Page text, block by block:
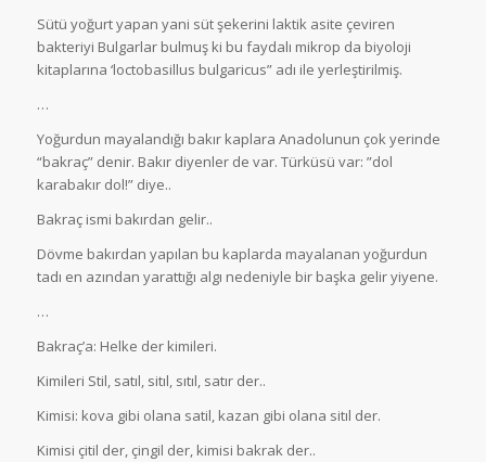
Sütü yoğurt yapan yani süt şekerini laktik asite çeviren
bakteriyi Bulgarlar bulmuş ki bu faydalı mikrop da biyoloji
kitaplarına ‘loctobasillus bulgaricus” adı ile yerleştirilmiş.
…
Yoğurdun mayalandığı bakır kaplara Anadolunun çok yerinde
“bakraç” denir. Bakır diyenler de var. Türküsü var: ”dol
karabakır dol!” diye..
Bakraç ismi bakırdan gelir..
Dövme bakırdan yapılan bu kaplarda mayalanan yoğurdun
tadı en azından yarattığı algı nedeniyle bir başka gelir yiyene.
…
Bakraç’a: Helke der kimileri.
Kimileri Stil, satıl, sitıl, sıtıl, satır der..
Kimisi: kova gibi olana satil, kazan gibi olana sitıl der.
Kimisi çitil der, çingil der, kimisi bakrak der..